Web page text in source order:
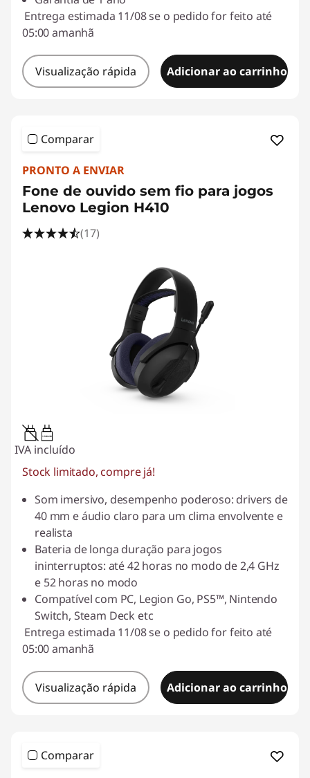
Entrega estimada 11/08 se o pedido for feito até
05:00 amanhã
Visualização rápida Adicionar ao carrinho
Comparar
PRONTO A ENVIAR
Fone de ouvido sem fio para jogos
Lenovo Legion H410
(17)
1.5W-2W
IVA incluído
Stock limitado, compre já!
Som imersivo, desempenho poderoso: drivers de
40 mm e áudio claro para um clima envolvente e
realista
Bateria de longa duração para jogos
ininterruptos: até 42 horas no modo de 2,4 GHz
e 52 horas no modo
Compatível com PC, Legion Go, PS5™, Nintendo
Switch, Steam Deck etc
Entrega estimada 11/08 se o pedido for feito até
05:00 amanhã
Visualização rápida Adicionar ao carrinho
Comparar